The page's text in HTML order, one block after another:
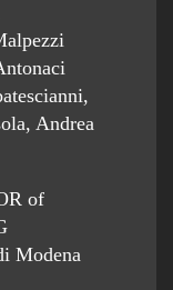
Andrea
of
Modena